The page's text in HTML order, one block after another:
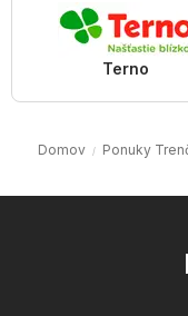
Terno
Domov Ponuky